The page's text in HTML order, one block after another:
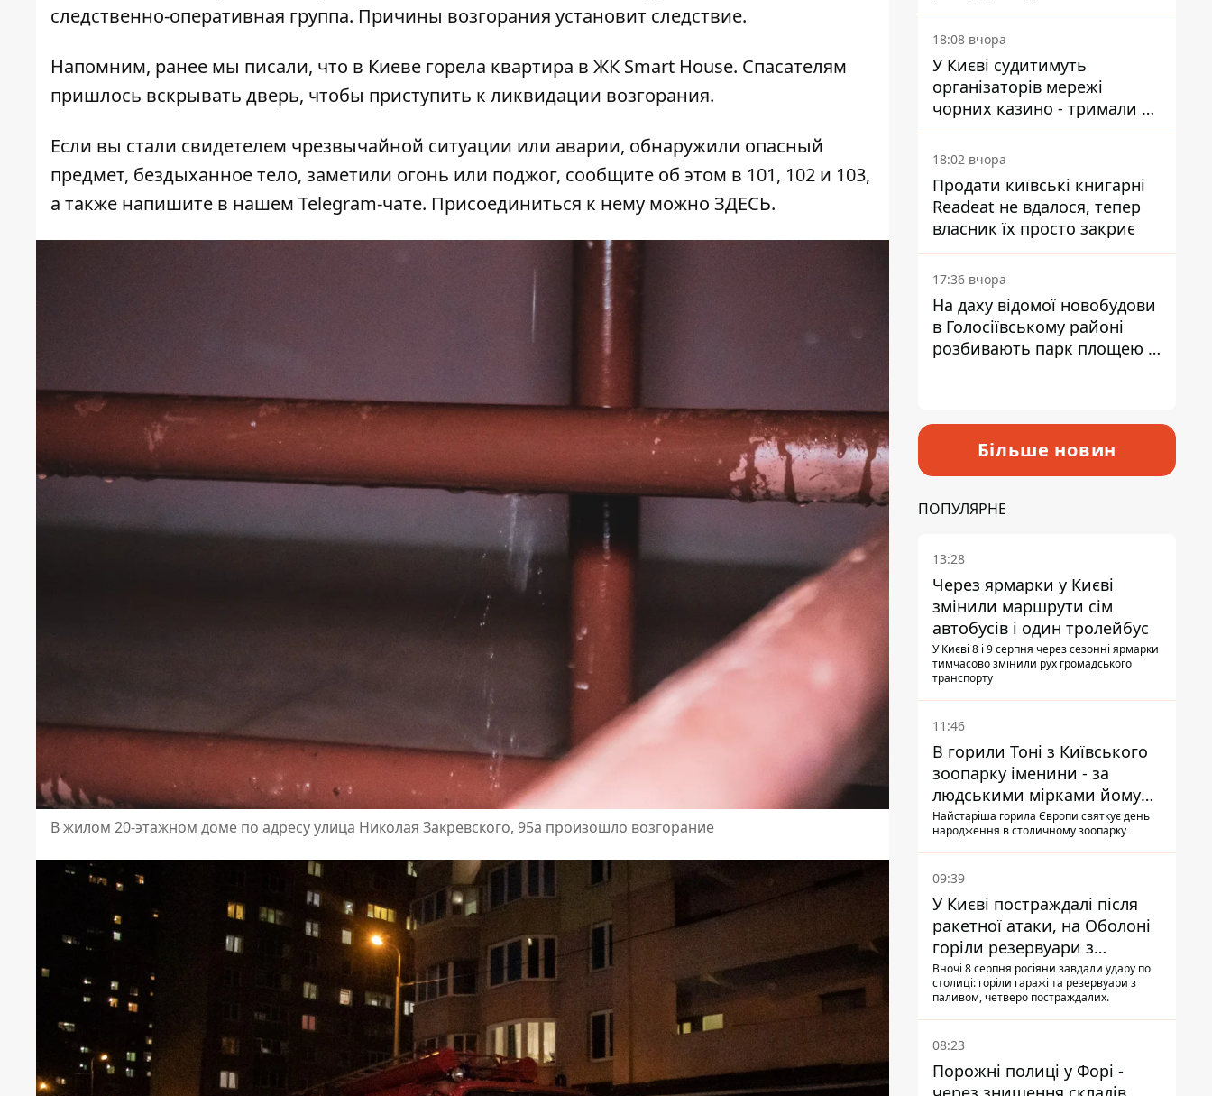
следственно-оперативная группа. Причины возгорания установит следствие.
Напомним, ранее мы писали, что в Киеве горела квартира в ЖК Smart House. Спасателям
пришлось вскрывать дверь, чтобы приступить к ликвидации возгорания.
Если вы стали свидетелем чрезвычайной ситуации или аварии, обнаружили опасный
предмет, бездыханное тело, заметили огонь или поджог, сообщите об этом в 101, 102 и 103,
а также напишите в нашем Telegram-чате. Присоединиться к нему можно ЗДЕСЬ.
В жилом 20-этажном доме по адресу улица Николая Закревского, 95а произошло возгорание
18:08 вчора
У Києві судитимуть
організаторів мережі
чорних казино - тримали 39
закладів
18:02 вчора
Продати київські книгарні
Readeat не вдалося, тепер
власник їх просто закриє
17:36 вчора
На даху відомої новобудови
в Голосіївському районі
розбивають парк площею в
Більше новин
ПОПУЛЯРНЕ
13:28
Через ярмарки у Києві
змінили маршрути сім
автобусів і один тролейбус
У Києві 8 і 9 серпня через сезонні ярмарки
тимчасово змінили рух громадського
транспорту
11:46
В горили Тоні з Київського
зоопарку іменини - за
людськими мірками йому
вже понад 90 років
Найстаріша горила Європи святкує день
народження в столичному зоопарку
09:39
У Києві постраждалі після
ракетної атаки, на Оболоні
горіли резервуари з
паливом
Вночі 8 серпня росіяни завдали удару по
столиці: горіли гаражі та резервуари з
паливом, четверо постраждалих.
08:23
Порожні полиці у Форі -